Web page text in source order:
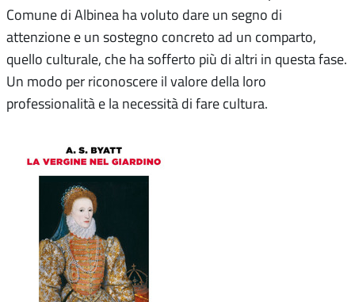
Comune di Albinea ha voluto dare un segno di
attenzione e un sostegno concreto ad un comparto,
quello culturale, che ha sofferto più di altri in questa fase.
Un modo per riconoscere il valore della loro
professionalità e la necessità di fare cultura.